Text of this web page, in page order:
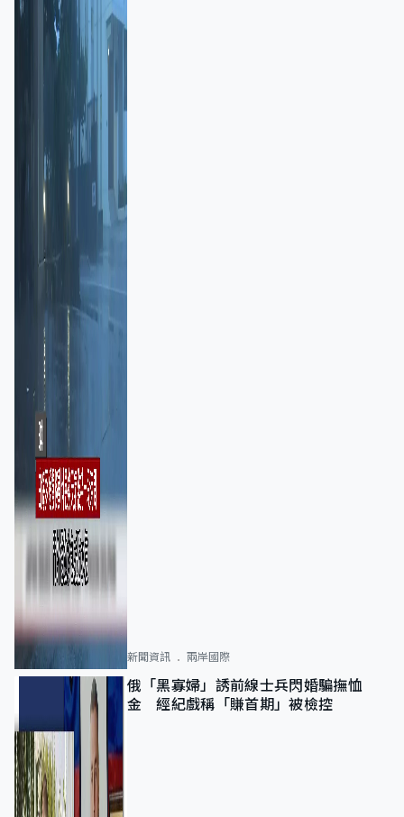
新聞資訊 兩岸國際
俄「黑寡婦」誘前線士兵閃婚騙撫恤
金 經紀戲稱「賺首期」被檢控